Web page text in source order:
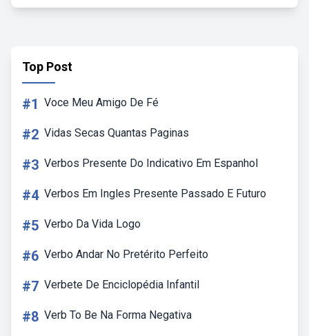
Top Post
#1 Voce Meu Amigo De Fé
#2 Vidas Secas Quantas Paginas
#3 Verbos Presente Do Indicativo Em Espanhol
#4 Verbos Em Ingles Presente Passado E Futuro
#5 Verbo Da Vida Logo
#6 Verbo Andar No Pretérito Perfeito
#7 Verbete De Enciclopédia Infantil
#8 Verb To Be Na Forma Negativa